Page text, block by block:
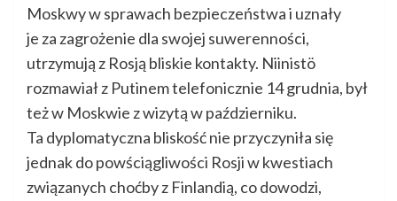
Moskwy w sprawach bezpieczeństwa i uznały
je za zagrożenie dla swojej suwerenności,
utrzymują z Rosją bliskie kontakty. Niinistö
rozmawiał z Putinem telefonicznie 14 grudnia, był
też w Moskwie z wizytą w październiku.
Ta dyplomatyczna bliskość nie przyczyniła się
jednak do powściągliwości Rosji w kwestiach
związanych choćby z Finlandią, co dowodzi,